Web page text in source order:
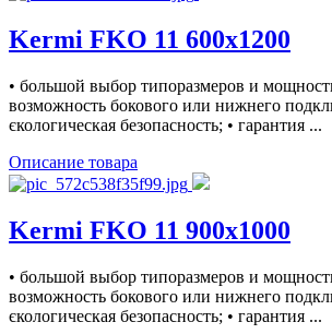
Kermi FKO 11 600x1200
• большой выбор типоразмеров и
возможность бокового или нижнего
єкологическая безопасность; • гарантия ...
Описание товара
Kermi FKO 11 900x1000
• большой выбор типоразмеров и
возможность бокового или нижнего
єкологическая безопасность; • гарантия ...